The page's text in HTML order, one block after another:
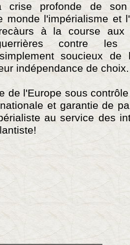
crise profonde de
monde l'impérialisme et
à la course aux
guerrières contre
soucieux
indépendance de choix.
de l'Europe sous
et garantie de
au service des